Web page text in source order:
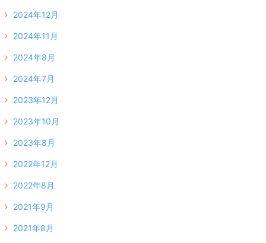
2024年12月
2024年11月
2024年8月
2024年7月
2023年12月
2023年10月
2023年8月
2022年12月
2022年8月
2021年9月
2021年8月